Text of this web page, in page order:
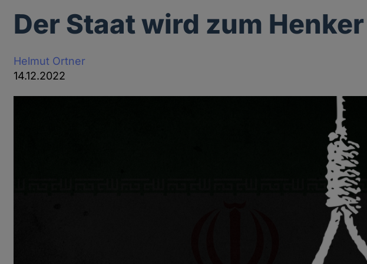
Der Staat wird zum Henker
Helmut Ortner
14.12.2022